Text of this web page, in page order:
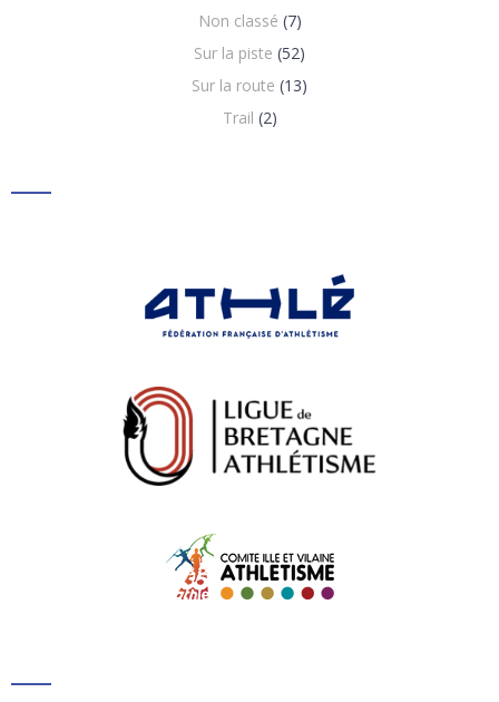
Non classé (7)
Sur la piste (52)
Sur la route (13)
Trail (2)